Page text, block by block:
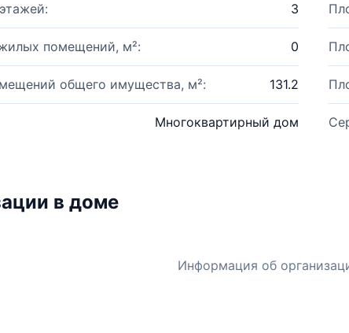
3
помещений, м²: 0
общего имущества, м²: 131.2
Многоквартирный дом
в доме
Информация об